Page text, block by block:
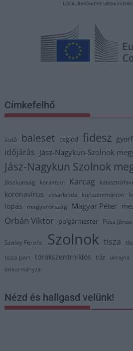
Címkefelhő
autó baleset cegléd fidesz
időjárás Jász-Nagykun-Szolnok
Jász-Nagykun Szolnok
Jászkunság karambol Karcag
koronavírus kosárlabda kunszentmárton
lopás magyarország Magyar Péter
Orbán Viktor polgármester Pócs János
Szalay Ferenc Szolnok tisza
tisza part törökszentmiklós tűz ukrajna
önkormányzat
Nézd és hallgasd velünk!